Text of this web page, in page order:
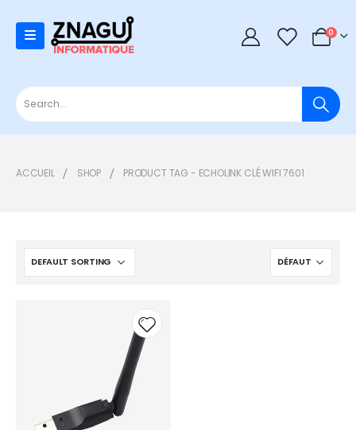
0 0
ACCUEIL SHOP PRODUCT TAG - ECHOLINK CLÉ WIFI 7601
Add to
wishlist